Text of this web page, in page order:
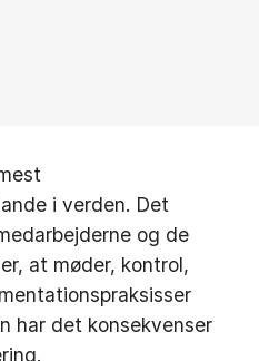
i verden. Det
og de
at møder, kontrol,
har det konsekvenser